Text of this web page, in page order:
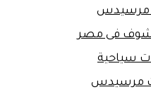
مرسيدس
فى مصر
سياحية
مرسيدس